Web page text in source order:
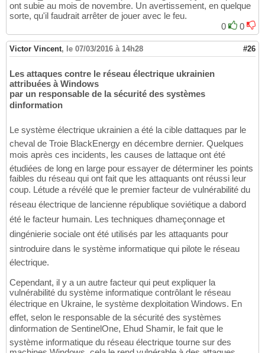
ont subie au mois de novembre. Un avertissement, en quelque
sorte, qu'il faudrait arrêter de jouer avec le feu.
0
0
Victor Vincent, le 07/03/2016 à 14h28 #26
Les attaques contre le réseau électrique ukrainien
attribuées à Windows
par un responsable de la sécurité des systèmes
dinformation
Le système électrique ukrainien a été la cible dattaques par le
cheval de Troie BlackEnergy en décembre dernier. Quelques
mois après ces incidents, les causes de lattaque ont été
étudiées de long en large pour essayer de déterminer les points
faibles du réseau qui ont fait que les attaquants ont réussi leur
coup. Létude a révélé que le premier facteur de vulnérabilité du
réseau électrique de lancienne république soviétique a dabord
été le facteur humain. Les techniques dhameçonnage et
dingénierie sociale ont été utilisés par les attaquants pour
sintroduire dans le système informatique qui pilote le réseau
électrique.
Cependant, il y a un autre facteur qui peut expliquer la
vulnérabilité du système informatique contrôlant le réseau
électrique en Ukraine, le système dexploitation Windows. En
effet, selon le responsable de la sécurité des systèmes
dinformation de SentinelOne, Ehud Shamir, le fait que le
système informatique du réseau électrique tourne sur des